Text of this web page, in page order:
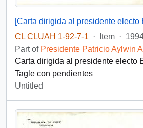
CL CLUAH 1-92-7-1
· Item ·
Part of Presidente Patricio Aylwin
Carta dirigida al presidente electo
Tagle con pendientes
Untitled